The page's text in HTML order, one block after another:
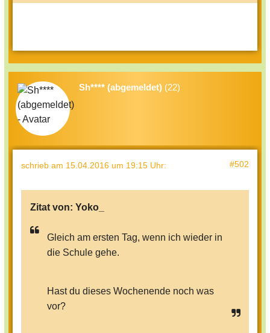
Sh**** (abgemeldet) (22)
schrieb am 15.04.2016 um 19:15 Uhr: #502
Zitat von: Yoko_
Gleich am ersten Tag, wenn ich wieder in
die Schule gehe.
Hast du dieses Wochenende noch was
vor?